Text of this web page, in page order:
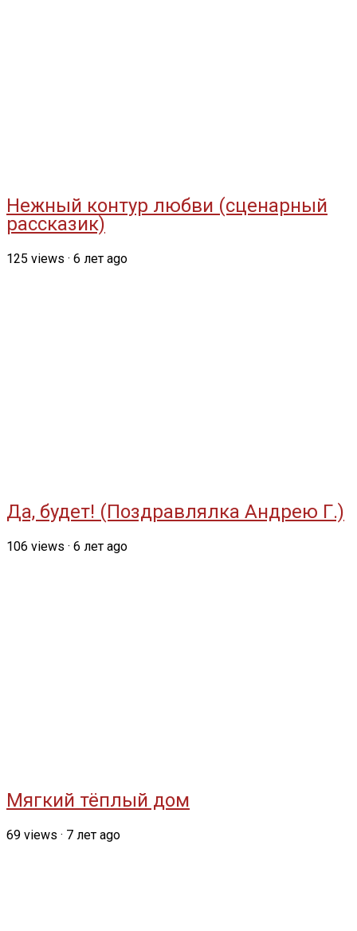
Нежный контур любви (сценарный
рассказик)
125 views · 6 лет ago
Да, будет! (Поздравлялка Андрею Г.)
106 views · 6 лет ago
Мягкий тёплый дом
69 views · 7 лет ago